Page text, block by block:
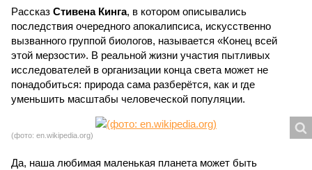
Рассказ Стивена Кинга, в котором описывались
последствия очередного апокалипсиса, искусственно
вызванного группой биологов, называется «Конец всей
этой мерзости». В реальной жизни участия пытливых
исследователей в организации конца света может не
понадобиться: природа сама разберётся, как и где
уменьшить масштабы человеческой популяции.
(фото: en.wikipedia.org)
Да, наша любимая маленькая планета может быть